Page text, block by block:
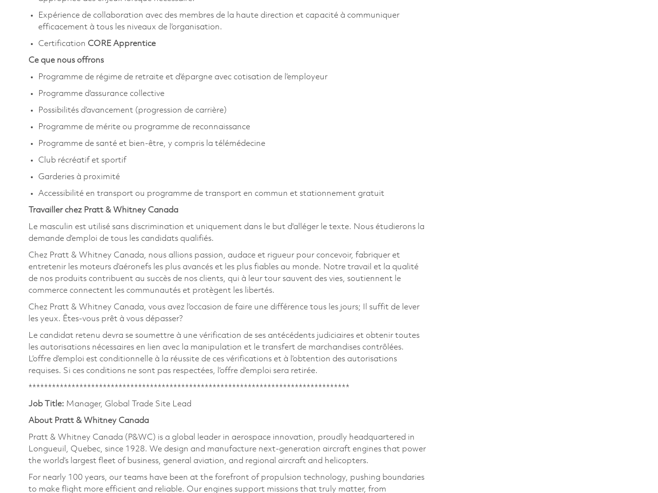
Expérience de collaboration avec des membres de la haute direction et capacité à communiquer
efficacement à tous les niveaux de l’organisation.
Certification CORE Apprentice
Ce que nous offrons
Programme de régime de retraite et d’épargne avec cotisation de l’employeur
Programme d’assurance collective
Possibilités d’avancement (progression de carrière)
Programme de mérite ou programme de reconnaissance
Programme de santé et bien-être, y compris la télémédecine
Club récréatif et sportif
Garderies à proximité
Accessibilité en transport ou programme de transport en commun et stationnement gratuit
Travailler chez Pratt & Whitney Canada
Le masculin est utilisé sans discrimination et uniquement dans le but d'alléger le texte. Nous étudierons la
demande d’emploi de tous les candidats qualifiés.
Chez Pratt & Whitney Canada, nous allions passion, audace et rigueur pour concevoir, fabriquer et
entretenir les moteurs d’aéronefs les plus avancés et les plus fiables au monde. Notre travail et la qualité
de nos produits contribuent au succès de nos clients, qui à leur tour sauvent des vies, soutiennent le
commerce connectent les communautés et protègent les libertés.
Chez Pratt & Whitney Canada, vous avez l’occasion de faire une différence tous les jours; Il suffit de lever
les yeux. Êtes-vous prêt à vous dépasser?
Le candidat retenu devra se soumettre à une vérification de ses antécédents judiciaires et obtenir toutes
les autorisations nécessaires en lien avec la manipulation et le transfert de marchandises contrôlées.
L’offre d’emploi est conditionnelle à la réussite de ces vérifications et à l’obtention des autorisations
requises. Si ces conditions ne sont pas respectées, l’offre d’emploi sera retirée.
**********************************************************************************
Job Title: Manager, Global Trade Site Lead
About Pratt & Whitney Canada
Pratt & Whitney Canada (P&WC) is a global leader in aerospace innovation, proudly headquartered in
Longueuil, Quebec, since 1928. We design and manufacture next-generation aircraft engines that power
the world’s largest fleet of business, general aviation, and regional aircraft and helicopters.
For nearly 100 years, our teams have been at the forefront of propulsion technology, pushing boundaries
to make flight more efficient and reliable. Our engines support missions that truly matter, from